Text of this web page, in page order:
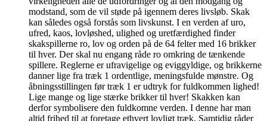
modstand, som de vil støde på igennem deres livsløb. Skak
kan således også forstås som livskunst. I en verden af uro,
ufred, kaos, lovløshed, ulighed og uretfærdighed finder
skakspillerne ro, lov og orden på de 64 felter med 16 brikker
til hver. Der skal nu engang råde ro omkring de tænkende
spillere. Reglerne er ufravigelige og eviggyldige, og brikkerne
danner lige fra træk 1 ordentlige, meningsfulde mønstre. Og
åbningsstillingen før træk 1 er udtryk for fuldkommen lighed!
Lige mange og lige stærke brikker til hver! Skakken kan
derfor symbolisere den fuldkomne verden. I denne har man
altid frihed til at foretage ethvert lovligt træk. Samtidig råder